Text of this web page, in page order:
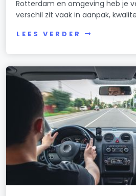
Rotterdam en omgeving heb je
verschil zit vaak in aanpak,
LEES VERDER